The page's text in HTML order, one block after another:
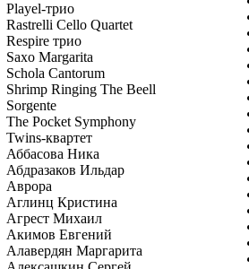
Playel-трио
Rastrelli Cello Quartet
Respire трио
Saxo Margarita
Schola Cantorum
Shrimp Ringing The Beell
Sorgente
The Pocket Symphony
Twins-квартет
Аббасова Ника
Абдразаков Ильдар
Аврора
Аглинц Кристина
Агрест Михаил
Акимов Евгений
Алавердян Маргарита